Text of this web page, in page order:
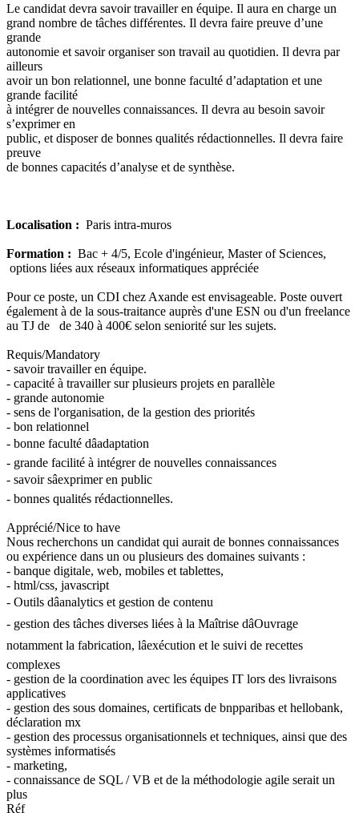
Le candidat devra savoir travailler en équipe. Il aura en charge un
grand nombre de tâches différentes. Il devra faire preuve d’une
grande
autonomie et savoir organiser son travail au quotidien. Il devra par
ailleurs
avoir un bon relationnel, une bonne faculté d’adaptation et une
grande facilité
à intégrer de nouvelles connaissances. Il devra au besoin savoir
s’exprimer en
public, et disposer de bonnes qualités rédactionnelles. Il devra faire
preuve
de bonnes capacités d’analyse et de synthèse.
Localisation : Paris intra-muros
Formation : Bac + 4/5, Ecole d'ingénieur, Master of Sciences,
options liées aux réseaux informatiques appréciée
Pour ce poste, un CDI chez Axande est envisageable. Poste ouvert
également à de la sous-traitance auprès d'une ESN ou d'un freelance
au TJ de de 340 à 400€ selon seniorité sur les sujets.
Requis/Mandatory
- savoir travailler en équipe.
- capacité à travailler sur plusieurs projets en parallèle
- grande autonomie
- sens de l'organisation, de la gestion des priorités
- bon relationnel
- bonne faculté dâadaptation
- grande facilité à intégrer de nouvelles connaissances
- savoir sâexprimer en public
- bonnes qualités rédactionnelles.
Apprécié/Nice to have
Nous recherchons un candidat qui aurait de bonnes connaissances
ou expérience dans un ou plusieurs des domaines suivants :
- banque digitale, web, mobiles et tablettes,
- html/css, javascript
- Outils dâanalytics et gestion de contenu
- gestion des tâches diverses liées à la Maîtrise dâOuvrage
notamment la fabrication, lâexécution et le suivi de recettes
complexes
- gestion de la coordination avec les équipes IT lors des livraisons
applicatives
- gestion des sous domaines, certificats de bnpparibas et hellobank,
déclaration mx
- gestion des processus organisationnels et techniques, ainsi que des
systèmes informatisés
- marketing,
- connaissance de SQL / VB et de la méthodologie agile serait un
plus
Réf